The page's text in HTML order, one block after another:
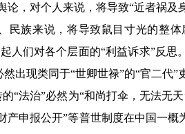
论，对个人来说，将导致“近者祸及
民族来说，将导致鼠目寸光的整体
人们对各个层面的“利益诉求”反思
然出现类同于“世卿世禄”的“官二代”
的“法治”必然为“和尚打伞，无法无天
产申报公开”等普世制度在中国一概